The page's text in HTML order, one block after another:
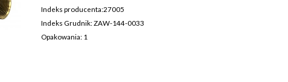
Indeks producenta:27005
Indeks Grudnik: ZAW-144-0033
Opakowania: 1